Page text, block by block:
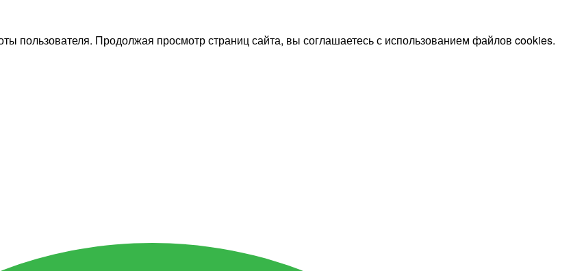
пользователя. Продолжая просмотр страниц сайта, вы соглашаетесь с использованием файлов cookies.